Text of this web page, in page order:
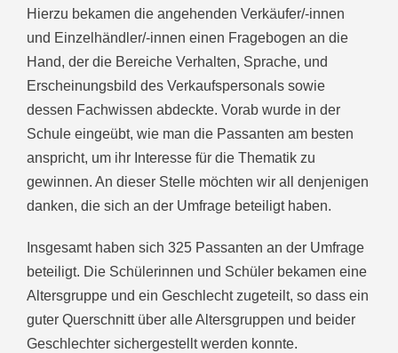
Hierzu bekamen die angehenden Verkäufer/-innen
und Einzelhändler/-innen einen Fragebogen an die
Hand, der die Bereiche Verhalten, Sprache, und
Erscheinungsbild des Verkaufspersonals sowie
dessen Fachwissen abdeckte. Vorab wurde in der
Schule eingeübt, wie man die Passanten am besten
anspricht, um ihr Interesse für die Thematik zu
gewinnen. An dieser Stelle möchten wir all denjenigen
danken, die sich an der Umfrage beteiligt haben.
Insgesamt haben sich 325 Passanten an der Umfrage
beteiligt. Die Schülerinnen und Schüler bekamen eine
Altersgruppe und ein Geschlecht zugeteilt, so dass ein
guter Querschnitt über alle Altersgruppen und beider
Geschlechter sichergestellt werden konnte.